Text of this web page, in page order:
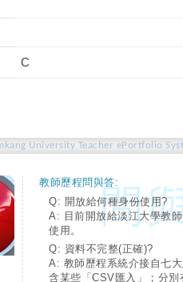
C
University Teacher ePortfolio
教師歷程問與答:
Q: 開放給何種身份使用?
A: 目前開放給淡江大學教
使用。
Q: 資料不完整(正確)?
A: 教師歷程系統介接自七
含某些「CSV匯入」；分別